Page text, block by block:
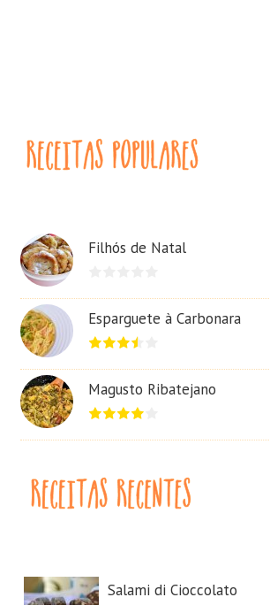
Filhós de Natal
Esparguete à Carbonara
Magusto Ribatejano
Salami di Cioccolato